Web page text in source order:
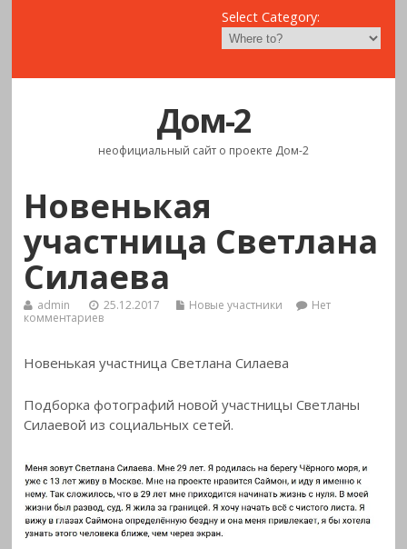
Select Category:
Дом-2
неофициальный сайт о проекте Дом-2
Новенькая
участница Светлана
Силаева
admin 25.12.2017 Новые участники
Нет
комментариев
Новенькая участница Светлана Силаева
Подборка фотографий новой участницы Светланы
Силаевой из социальныхсетей.